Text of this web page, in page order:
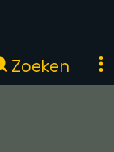
Zoeken